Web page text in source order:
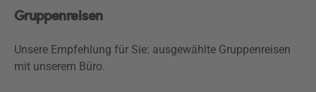
Gruppenreisen
Unsere Empfehlung für Sie: ausgewählte Gruppenreisen
mit unserem Büro.